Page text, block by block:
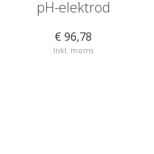
pH-elektrod
€ 96,78
Inkl. moms